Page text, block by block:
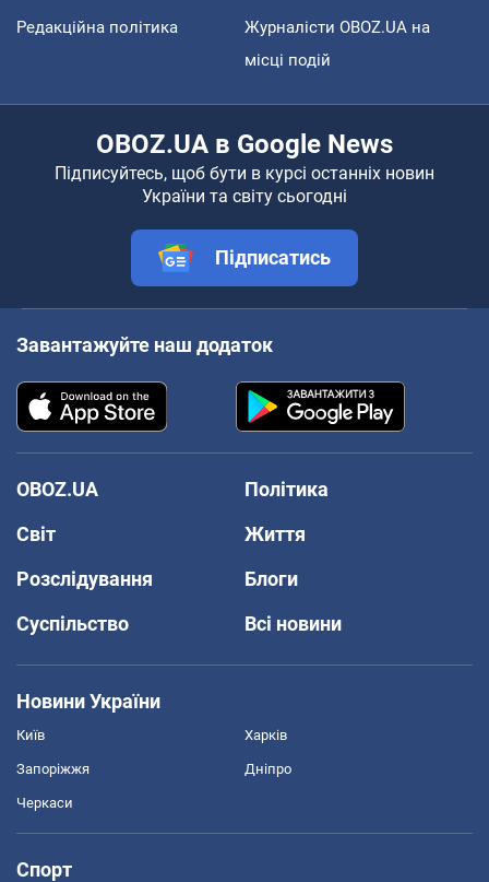
Редакційна політика
Журналісти OBOZ.UA на
місці подій
OBOZ.UA в Google News
Підписуйтесь, щоб бути в курсі останніх новин
України та світу сьогодні
Підписатись
Завантажуйте наш додаток
OBOZ.UA
Політика
Світ
Життя
Розслідування
Блоги
Суспільство
Всі новини
Новини України
Київ Харків
Запоріжжя Дніпро
Черкаси
Спорт